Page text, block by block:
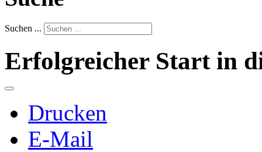
Suchen ...
Erfolgreicher Start in
Drucken
E-Mail